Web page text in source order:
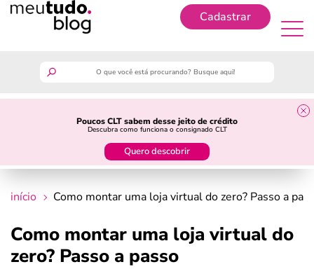
Cadastrar
Poucos CLT sabem desse jeito de crédito
Descubra como funciona o consignado CLT
Quero descobrir
guia do trabalhador
crédito fácil
início Como montar uma loja virtual​ do zero? Passo a
Como montar uma loja virtual​ do
zero? Passo a passo